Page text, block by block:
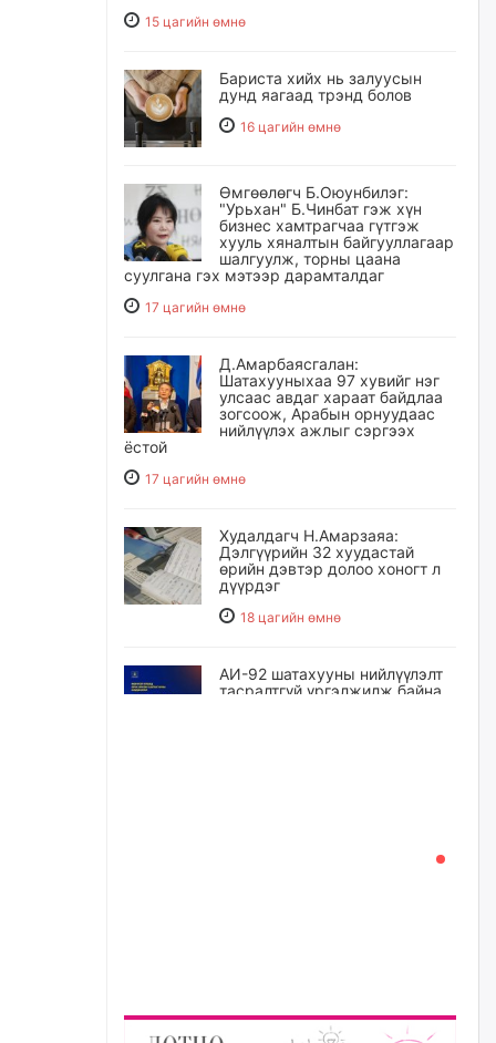
15 цагийн өмнө
Бариста хийх нь залуусын
дунд яагаад трэнд болов
16 цагийн өмнө
Өмгөөлөгч Б.Оюунбилэг:
"Урьхан" Б.Чинбат гэж хүн
бизнес хамтрагчаа гүтгэж
хууль хяналтын байгууллагаар
шалгуулж, торны цаана
суулгана гэх мэтээр дарамталдаг
17 цагийн өмнө
Д.Амарбаясгалан:
Шатахууныхаа 97 хувийг нэг
улсаас авдаг хараат байдлаа
зогсоож, Арабын орнуудаас
нийлүүлэх ажлыг сэргээх
ёстой
17 цагийн өмнө
Худалдагч Н.Амарзаяа:
Дэлгүүрийн 32 хуудастай
өрийн дэвтэр долоо хоногт л
дүүрдэг
18 цагийн өмнө
АИ-92 шатахууны нийлүүлэлт
тасралтгүй үргэлжилж байна